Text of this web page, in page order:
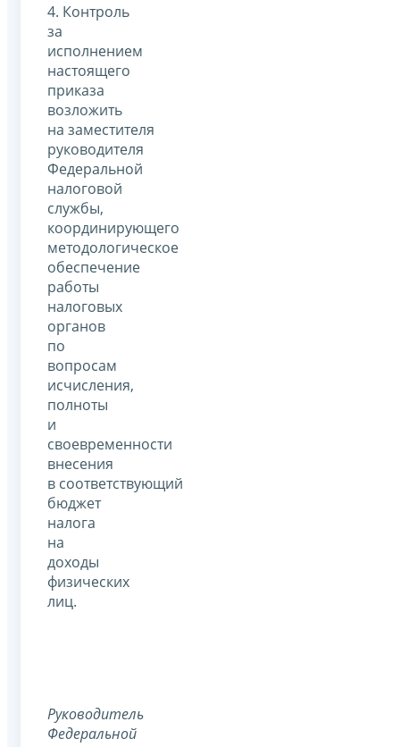
4. Контроль
за
исполнением
настоящего
приказа
возложить
на заместителя
руководителя
Федеральной
налоговой
службы,
координирующего
методологическое
обеспечение
работы
налоговых
органов
по
вопросам
исчисления,
полноты
и
своевременности
внесения
в соответствующий
бюджет
налога
на
доходы
физических
лиц.
Руководитель
Федеральной